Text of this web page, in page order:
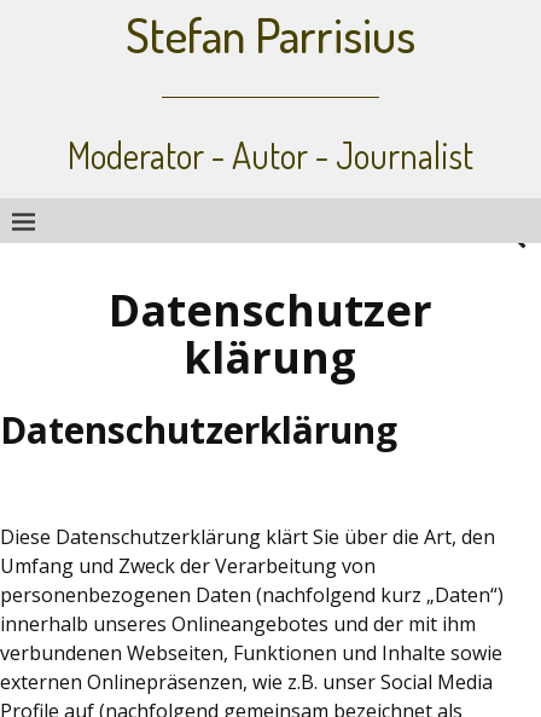
Stefan Parrisius
Moderator - Autor - Journalist
Datenschutzer
klärung
Datenschutzerklärung
Diese Datenschutzerklärung klärt Sie über die Art, den
Umfang und Zweck der Verarbeitung von
personenbezogenen Daten (nachfolgend kurz „Daten“)
innerhalb unseres Onlineangebotes und der mit ihm
verbundenen Webseiten, Funktionen und Inhalte sowie
externen Onlinepräsenzen, wie z.B. unser Social Media
Profile auf (nachfolgend gemeinsam bezeichnet als